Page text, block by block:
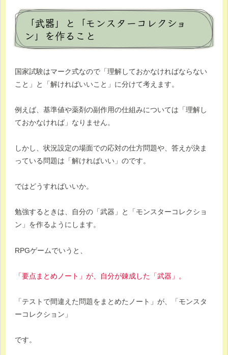
「武器」と「モンスターコレクショ
ン」を作ること
国家試験はマーク式なので「理解しておかなければならない
こと」と「解ければいいこと」に分けて考えます。
例えば、基準値や薬剤の副作用の仕組みについては「理解し
ておかなければ」なりません。
しかし、状況設定の場面での応対の仕方問題や、答えが決ま
っている問題は「解ければいい」のです。
ではどうすればいいか。
勉強するときは、自分の「武器」と「モンスターコレクショ
ン」を作るようにします。
RPGゲームでいうと、
「要点まとめノート」が、自分が錬成した「武器」。
「テストで間違えた問題をまとめたノート」が、「モンスタ
ーコレクション」
です。